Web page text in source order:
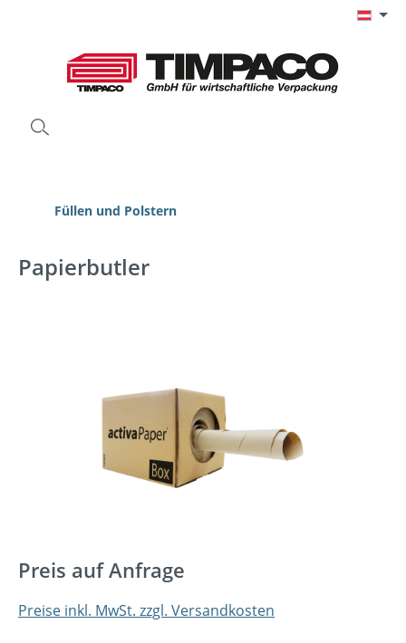
Füllen und Polstern
Papierbutler
Preis auf Anfrage
Preise inkl. MwSt. zzgl. Versandkosten